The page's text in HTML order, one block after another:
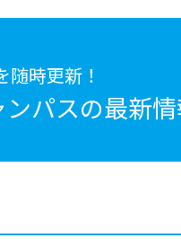
時更新！
パスの最新